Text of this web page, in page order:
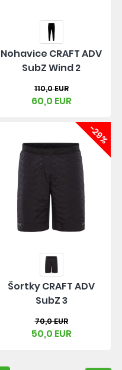
Nohavice CRAFT ADV
SubZ Wind 2
110,0 EUR
60,0 EUR
-29%
Šortky CRAFT ADV
SubZ 3
70,0 EUR
50,0 EUR